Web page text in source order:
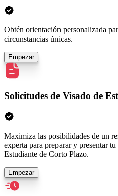
Obtén orientación personalizada
circunstancias únicas.
Empezar
Solicitudes de Visado de
Maximiza las posibilidades de un
experta para preparar y presentar
Estudiante de Corto Plazo.
Empezar